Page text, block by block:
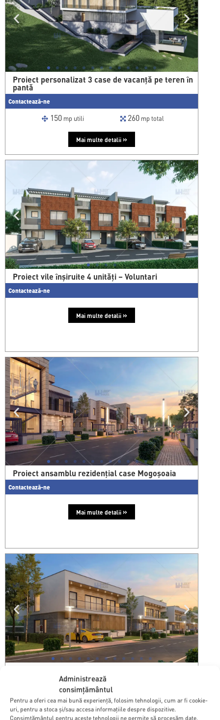
Administrează
consimțământul
Pentru a oferi cea mai bună experiență, folosim tehnologii, cum ar fi cookie-
uri, pentru a stoca și/sau accesa informațiile despre dispozitive.
Consimțământul pentru aceste tehnologii ne permite să procesăm date,
Proiect personalizat 3 case de vacanță pe teren în
pantă
Contactează-ne
150 mp utili 260 mp total
Mai multe detalii »
Proiect vile înșiruite 4 unități – Voluntari
Contactează-ne
Mai multe detalii »
Proiect ansamblu rezidențial case Mogoșoaia
Contactează-ne
Mai multe detalii »
155mp utili 265mp total